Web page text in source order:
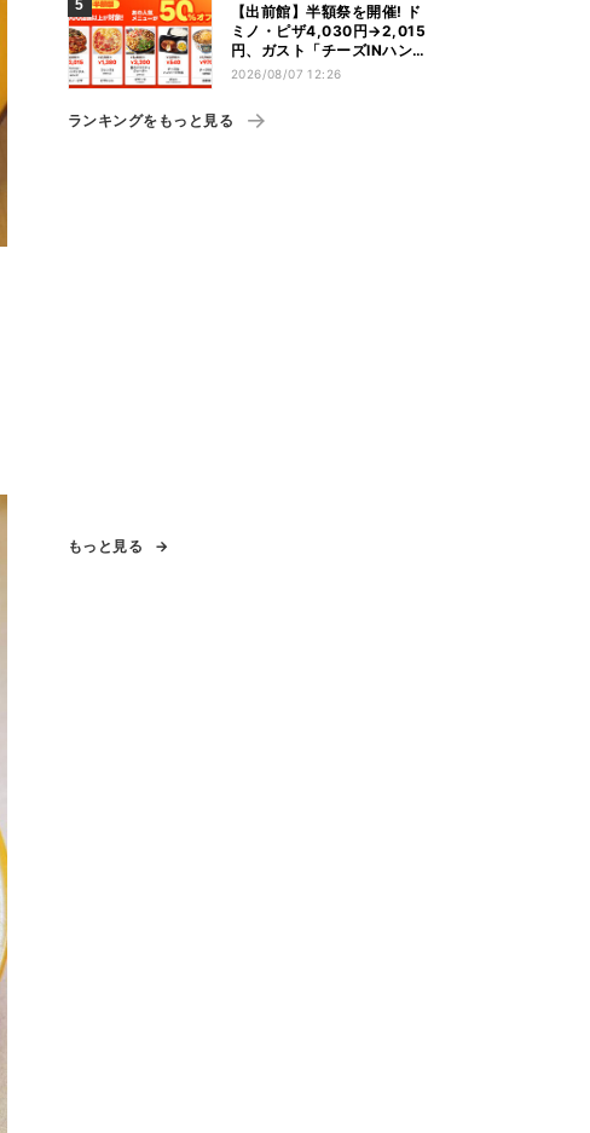
【出前館】半額祭を開催! ド
ミノ・ピザ4,030円→2,015
円、ガスト「チーズINハンバ
ーグ」1,090円→540円...最
2026/08/07 12:26
ランキングをもっと見る
もっと見る